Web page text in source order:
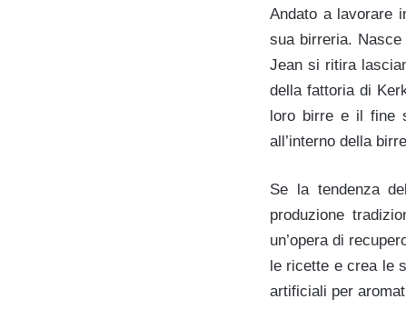
Andato a lavorare
sua birreria.
Jean si ritira
della fattoria di
loro birre e il fine
all’interno della
Se la tendenza
produzione
un’opera di
le ricette e crea le
artificiali per